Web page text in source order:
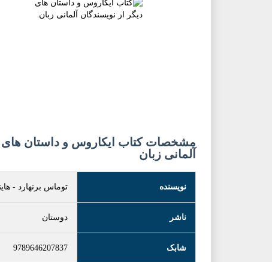
مشخصات کتاب ایکاروس و داستان های
آلمانی زبان
نویسنده توماس برنهارد -
ناشر دوستان
شابک 9789646207837